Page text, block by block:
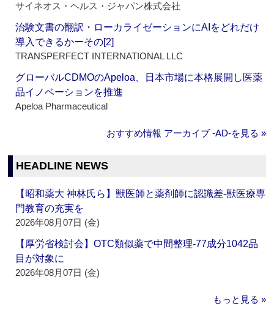
サイネオス・ヘルス・ジャパン株式会社
治験文書の翻訳・ローカライゼーションにAIをどれだけ
導入できるかーその[2]
TRANSPERFECT INTERNATIONAL LLC
グローバルCDMOのApeloa、日本市場に本格展開し医薬
品イノベーションを推進
Apeloa Pharmaceutical
おすすめ情報 アーカイブ ‐AD‐を見る »
HEADLINE NEWS
【昭和薬大 神林氏ら】獣医師と薬剤師に認識差‐獣医療専
門教育の充実を
2026年08月07日 (金)
【厚労省検討会】OTC類似薬で中間整理‐77成分1042品
目が対象に
2026年08月07日 (金)
もっと見る »